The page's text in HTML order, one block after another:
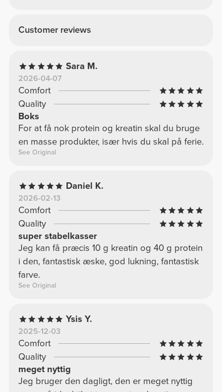
Customer reviews
Sara M.
2026-04-07
Comfort
Quality
Boks
For at få nok protein og kreatin skal du bruge
en masse produkter, især hvis du skal på ferie.
See Original
Daniel K.
2026-02-13
Comfort
Quality
super stabelkasser
Jeg kan få præcis 10 g kreatin og 40 g protein
i den, fantastisk æske, god lukning, fantastisk
farve.
See Original
Ysis Y.
2025-12-03
Comfort
Quality
meget nyttig
Jeg bruger den dagligt, den er meget nyttig